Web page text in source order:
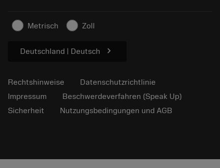
Für die Presse
Metrisch Zoll
Deutschland | Deutsch chevron_right
Rechtshinweise
Datenschutzrichtlinie
Impressum
Beschwerdeverfahren (Speak Up)
Sicherheit
Nutzungsbedingungen und AGB